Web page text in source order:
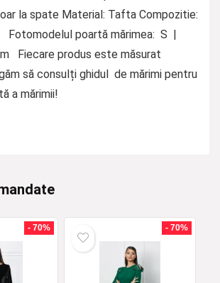
la spate Material: Tafta Compozitie:
Fotomodelul poartă mărimea: S |
Fiecare produs este măsurat
să consulți ghidul de mărimi pentru
a mărimii!
- 70% - 70%